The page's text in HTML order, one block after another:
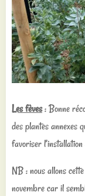
Les fèves: Bonne
des plantes annexes
favoriser
NB : nous allons
novembre car il